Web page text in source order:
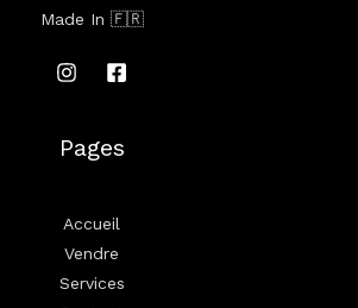
Made In 🇫🇷
Pages
Accueil
Vendre
Services